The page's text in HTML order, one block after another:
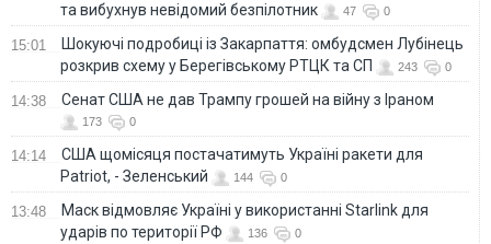
та вибухнув невідомий безпілотник
47 0
15:01
Шокуючі подробиці із Закарпаття: омбудсмен Лубінець
розкрив схему у Берегівському РТЦК та СП
243 0
14:38 Сенат США не дав Трампу грошей на війну з Іраном
173 0
14:14
США щомісяця постачатимуть Україні ракети для
Patriot, - Зеленський
144 0
13:48
Маск відмовляє Україні у використанні Starlink для
ударів по території РФ
136 0